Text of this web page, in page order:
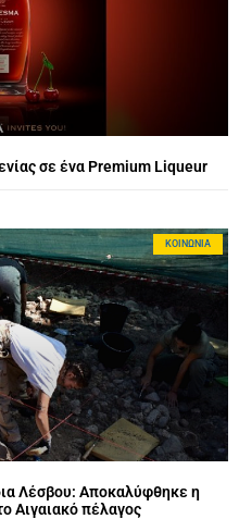
σε ένα Premium Liqueur
ΚΟΙΝΩΝΊΑ
Λέσβου: Αποκαλύφθηκε η
Αιγαιακό πέλαγος